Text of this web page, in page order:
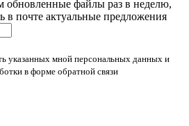
обновленные файлы раз в неделю,
в почте актуальные предложения
указанных мной персональных данных и
в форме обратной связи